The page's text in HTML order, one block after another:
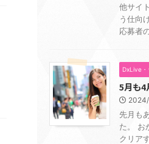
他サイ
う仕向
応募者
DxLive・
5月も4
先月も
た。 お
クリア